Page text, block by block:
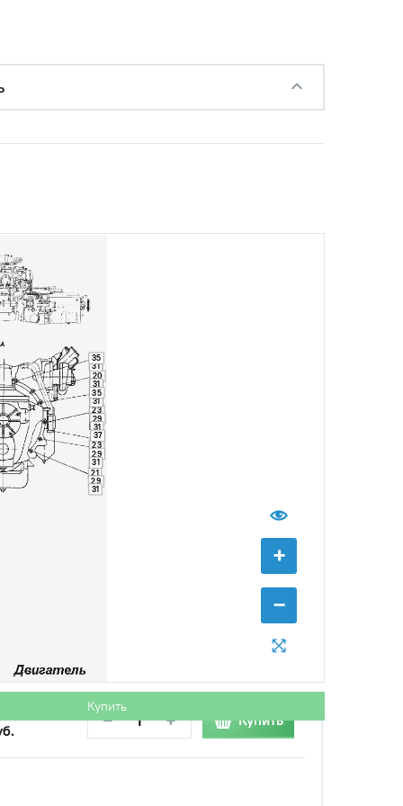
+
−
20
21
23
23
29
29
29
31
31
31
31
31
31
35
35
37
Купить
НДС
руб.
−
НДС
Купить
НДС
− + Купить